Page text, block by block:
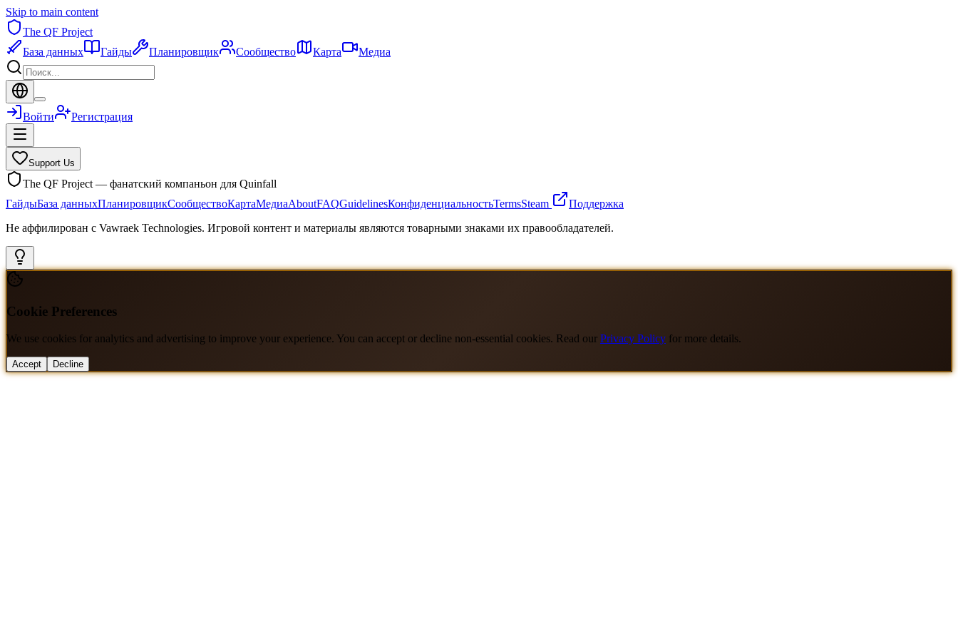
Skip to main content
The QF Project
База данных
Гайды Планировщик Сообщество Карта Медиа
Войти Регистрация
Support Us
The QF Project — фанатский компаньон для Quinfall
ГайдыБаза данныхПланировщикСообществоКартаМедиаAboutFAQGuidelinesКонфиденциальностьTermsSteam
Поддержка
Не аффилирован с Vawraek Technologies. Игровой контент и материалы являются товарными знаками их правообладателей.
Cookie Preferences
We use cookies for analytics and advertising to improve your experience. You can accept or decline non-essential cookies. Read our Privacy Policy for more details.
Accept Decline